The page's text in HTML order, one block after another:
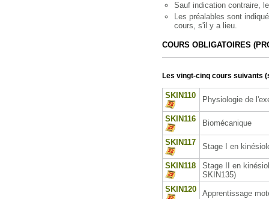
Sauf indication contraire,
Les préalables sont
cours, s'il y a lieu.
COURS OBLIGATOIRES
Les vingt-cinq cours suivants
SKIN110 Physiologie de
SKIN116 Biomécanique
SKIN117 Stage I en
SKIN118
Stage II en
SKIN135)
SKIN120
Apprentissage